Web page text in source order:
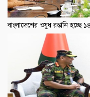
বাংলাদেশের ওষুধ রপ্তানি হচ্ছে